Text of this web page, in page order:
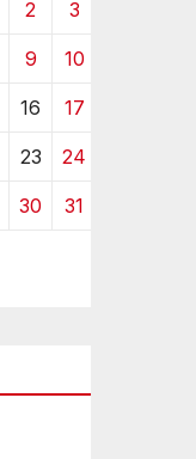
2 3
9 10
16 17
23 24
30 31